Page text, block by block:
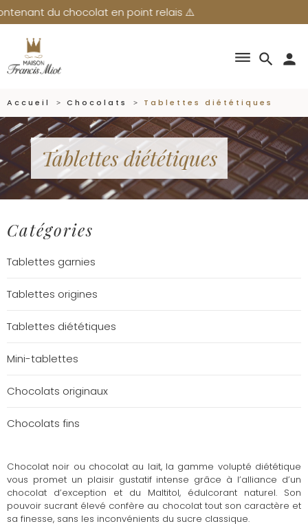
du chocolat en point relais ⚠️
search
dehaze person
Accueil Chocolats Tablettes diététiques
Tablettes diététiques
Catégories
Tablettes garnies
Tablettes origines
Tablettes diététiques
Mini-tablettes
Chocolats originaux
Chocolats fins
Chocolat noir ou chocolat au lait, la gamme volupté diététique
vous promet un plaisir gustatif intense grâce à l’alliance d’un
chocolat d’exception et du Maltitol, édulcorant naturel. Son
pouvoir sucrant élevé confère au chocolat tout son caractère et
sa finesse, sans les inconvénients du sucre classique.